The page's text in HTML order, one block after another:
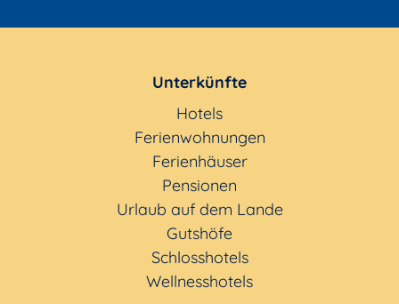
Unterkünfte
Hotels
Ferienwohnungen
Ferienhäuser
Pensionen
Urlaub auf dem Lande
Gutshöfe
Schlosshotels
Wellnesshotels